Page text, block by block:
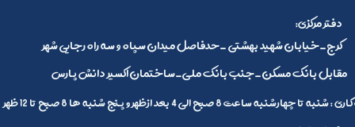
کرج_خیابان شهید بهشتی _حدفاصل میدان سپاه و سه راه رجایی شهر
مقابل بانک مسکن_جنب بانک ملی_ساختمان اکسیر دانش پارس
:دفتر مرکزی
چهارشنبه ساعت 8 صبح الی 4 بعد ازظهر و پنج شنبه ها 8 صبح تا 12 ظهر